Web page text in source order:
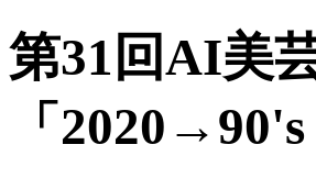
第31回AI美
「2020→90's